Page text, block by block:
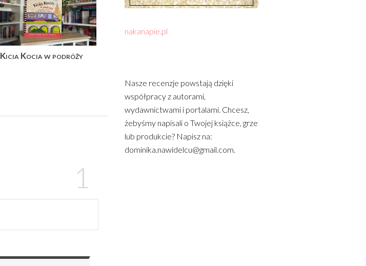
Kicia Kocia w podróży
nakanapie.pl
Nasze recenzje powstają dzięki
współpracy z autorami,
wydawnictwami i portalami. Chcesz,
żebyśmy napisali o Twojej książce, grze
lub produkcie? Napisz na:
dominika.nawidelcu@gmail.com.